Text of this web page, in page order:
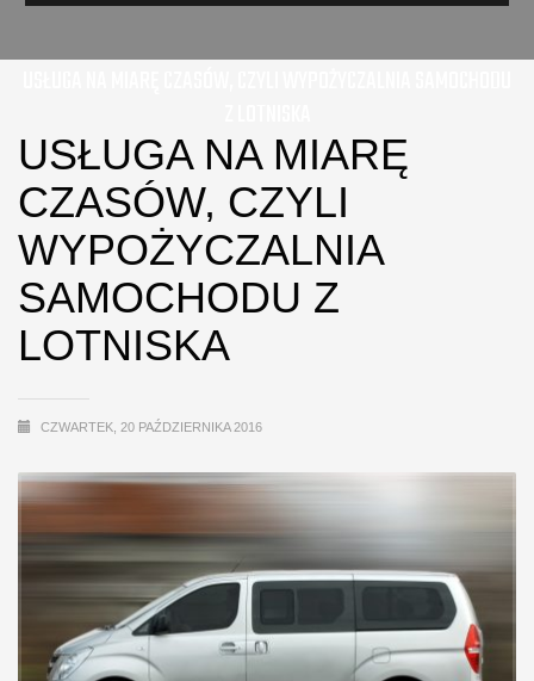
USŁUGA NA MIARĘ
CZASÓW, CZYLI
WYPOŻYCZALNIA
SAMOCHODU Z
LOTNISKA
CZWARTEK, 20 PAŹDZIERNIKA 2016